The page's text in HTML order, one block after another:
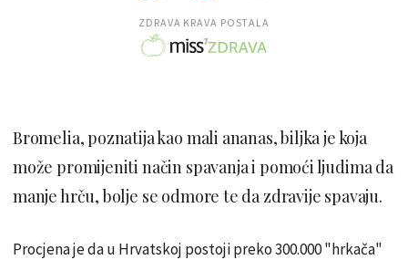
ZDRAVA KRAVA POSTALA
Bromelia, poznatija kao mali ananas, biljka je koja
može promijeniti način spavanja i pomoći ljudima da
manje hrču, bolje se odmore te da zdravije spavaju.
Procjena je da u Hrvatskoj postoji preko 300.000 "hrkača"